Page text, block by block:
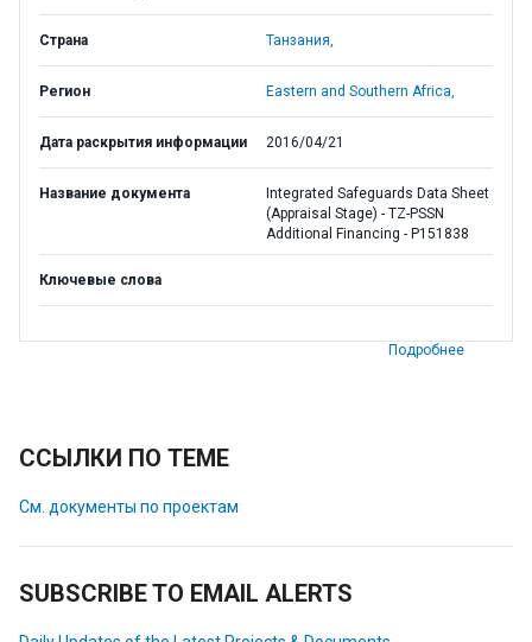
Страна Танзания,
Регион Eastern and Southern Africa,
Дата раскрытия информации 2016/04/21
Название документа
Integrated Safeguards Data Sheet
(Appraisal Stage) - TZ-PSSN
Additional Financing - P151838
Ключевые слова
Подробнее
ССЫЛКИ ПО ТЕМЕ
См. документы по проектам
SUBSCRIBE TO EMAIL ALERTS